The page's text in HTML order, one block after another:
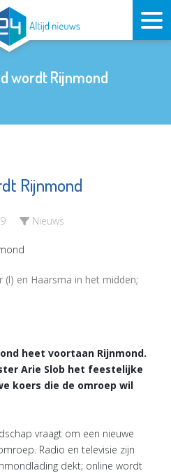
wordt Rijnmond
Rijnmond
Nieuws
(l) en Haarsma in het midden;
heet voortaan Rijnmond.
Arie Slob het feestelijke
koers die de omroep wil
vraagt om een nieuwe
Radio en televisie zijn
dekt; online wordt